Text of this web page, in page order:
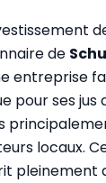
de
entreprise
pour ses jus
locaux.
pleinement